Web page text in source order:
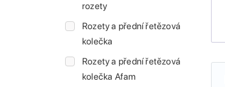
rozety
Rozety a přední řetězová
kolečka
Rozety a přední řetězová
kolečka Afam